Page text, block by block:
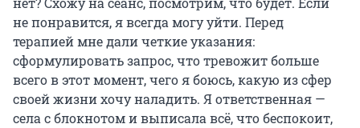
не понравится, я всегда могу уйти. Перед
терапией мне дали четкие указания:
сформулировать запрос, что тревожит больше
всего в этот момент, чего я боюсь, какую из сфер
своей жизни хочу наладить. Я ответственная —
села с блокнотом и выписала всё, что беспокоит,